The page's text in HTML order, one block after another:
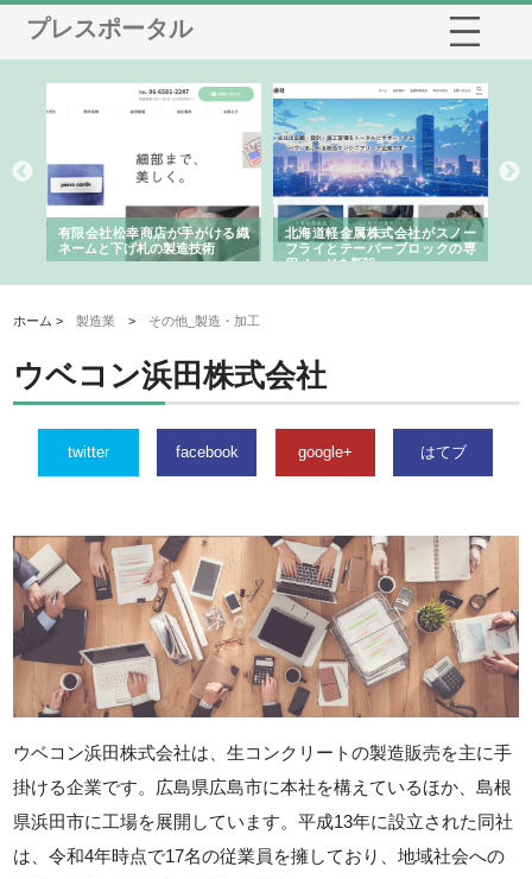
プレスポータル
有限会社松幸商店が手がける織
ネームと下げ札の製造技術
北海道軽金属株式会社がスノー
フライとテーパーブロックの専
用ページを新設
ホーム >製造業 > その他_製造・加工
ウベコン浜田株式会社
twitter facebook google+ はてブ
ウベコン浜田株式会社は、生コンクリートの製造販売を主に手
掛ける企業です。広島県広島市に本社を構えているほか、島根
県浜田市に工場を展開しています。平成13年に設立された同社
は、令和4年時点で17名の従業員を擁しており、地域社会への